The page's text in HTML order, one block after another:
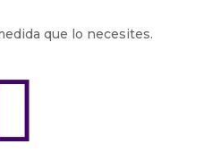
que lo necesites.